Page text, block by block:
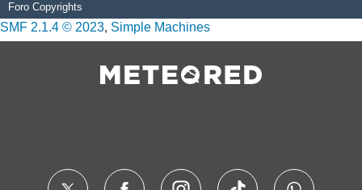
Foro Copyrights
SMF 2.1.4 © 2023, Simple Machines